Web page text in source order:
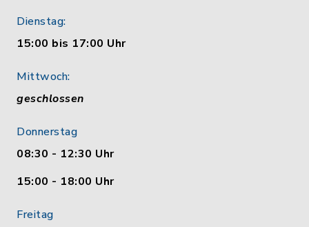
Dienstag:
15:00 bis 17:00 Uhr
Mittwoch:
geschlossen
Donnerstag
08:30 - 12:30 Uhr
15:00 - 18:00 Uhr
Freitag